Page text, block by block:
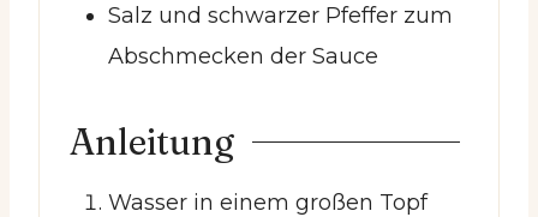
Salz und schwarzer Pfeffer zum
Abschmecken der Sauce
Anleitung
Wasser in einem großen Topf